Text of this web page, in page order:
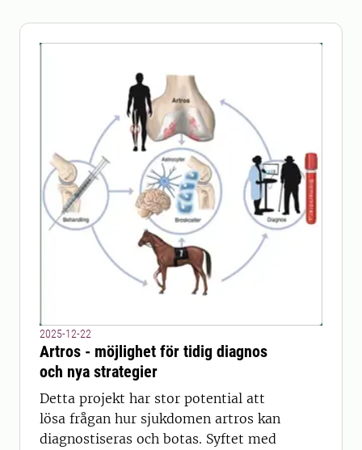
2025-12-22
Artros - möjlighet för tidig diagnos
och nya strategier
Detta projekt har stor potential att
lösa frågan hur sjukdomen artros kan
diagnostiseras och botas. Syftet med